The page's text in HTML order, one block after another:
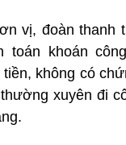
vị, đoàn thanh
toán khoán
tiền, không có
xuyên đi